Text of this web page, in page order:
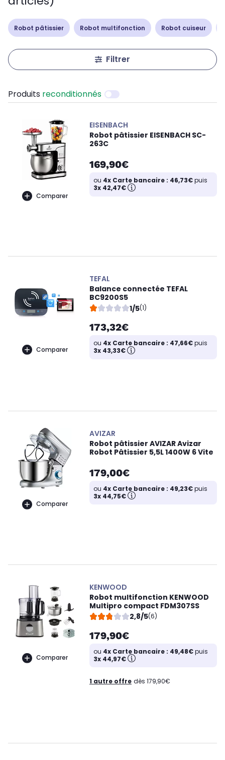
Robot pâtissier Robot multifonction Robot cuiseur
Filtrer
Produits reconditionnés
Comparer
EISENBACH
Robot pâtissier EISENBACH SC-
263C
169,90€
ou 4x Carte bancaire : 46,73€puis
3x 42,47€
Comparer
TEFAL
Balance connectée TEFAL
BC9200S5
1/5(1)
173,32€
ou 4x Carte bancaire : 47,66€puis
3x 43,33€
Comparer
AVIZAR
Robot pâtissier AVIZAR Avizar
Robot Pâtissier 5,5L 1400W 6 Vite
179,00€
ou 4x Carte bancaire : 49,23€puis
3x 44,75€
Comparer
KENWOOD
Robot multifonction KENWOOD
Multipro compact FDM307SS
2,8/5(6)
179,90€
ou 4x Carte bancaire : 49,48€puis
3x 44,97€
1 autre offre dès 179,90€